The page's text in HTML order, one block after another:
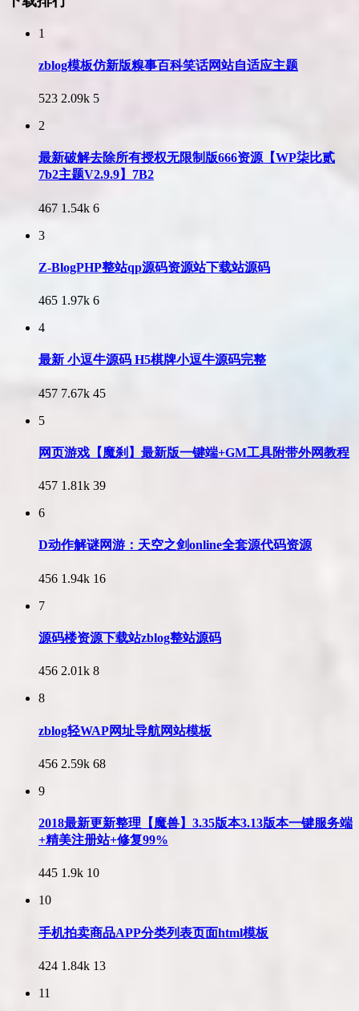
1
zblog模板仿新版糗事百科笑话网站自适应主题
523 2.09k 5
2
最新破解去除所有授权无限制版666资源【WP柒比贰
7b2主题V2.9.9】7B2
467 1.54k 6
3
Z-BlogPHP整站qp源码资源站下载站源码
465 1.97k 6
4
最新 小逗牛源码 H5棋牌小逗牛源码完整
457 7.67k 45
5
网页游戏【魔刹】最新版一键端+GM工具附带外网教程
457 1.81k 39
6
D动作解谜网游：天空之剑online全套源代码资源
456 1.94k 16
7
源码楼资源下载站zblog整站源码
456 2.01k 8
8
zblog轻WAP网址导航网站模板
456 2.59k 68
9
2018最新更新整理【魔兽】3.35版本3.13版本一键服务端
+精美注册站+修复99%
445 1.9k 10
10
手机拍卖商品APP分类列表页面html模板
424 1.84k 13
11